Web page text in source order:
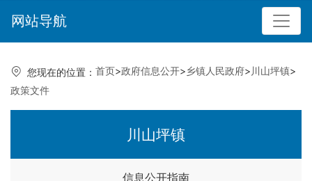
网站导航
您现在的位置： 首页>政府信息公开>乡镇人民政府> 川山坪镇>
政策文件
川山坪镇
信息公开指南